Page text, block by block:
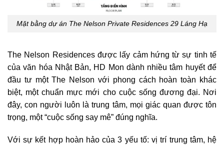
Mặt bằng dự án The Nelson Private Residences 29 Láng Hạ
The Nelson Residences được lấy cảm hứng từ sự tinh tế
của văn hóa Nhật Bản, HD Mon dành nhiều tâm huyết để
đầu tư một The Nelson với phong cách hoàn toàn khác
biệt, một chuẩn mực mới cho cuộc sống đương đại. Nơi
đây, con người luôn là trung tâm, mọi giác quan được tôn
trọng, một “cuộc sống say mê” đúng nghĩa.
Với sự kết hợp hoàn hảo của 3 yếu tố: vị trí trung tâm, hệ